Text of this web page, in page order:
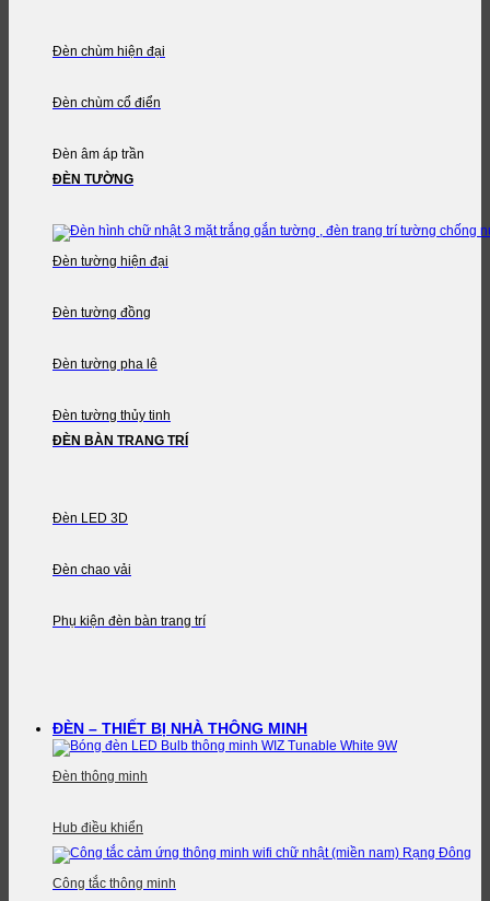
Đèn chùm hiện đại
Đèn chùm cổ điển
Đèn âm áp trần
ĐÈN TƯỜNG
Đèn tường hiện đại
Đèn tường đồng
Đèn tường pha lê
Đèn tường thủy tinh
ĐÈN BÀN TRANG TRÍ
Đèn LED 3D
Đèn chao vải
Phụ kiện đèn bàn trang trí
ĐÈN – THIẾT BỊ NHÀ THÔNG MINH
Đèn thông minh
Hub điều khiển
Công tắc thông minh